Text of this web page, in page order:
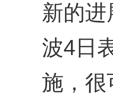
新的
波4日
施，很